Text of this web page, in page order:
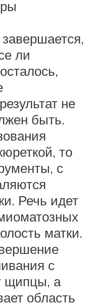
ли
не
быть.
то
с
Речь идет
матки.
с
щипцы, а
область